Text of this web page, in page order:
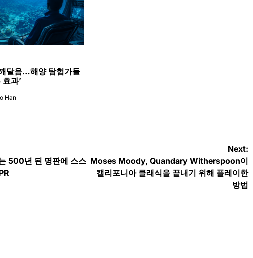
달음…해양 탐험가들
과’
Han
500년 된 명판에 스스
Next:
Moses Moody, Quandary Witherspoon이
캘리포니아 클래식을 끝내기 위해 플레이한
방법